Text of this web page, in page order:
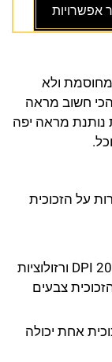
אפשרויות
מחוסמת ולא
חשוב מראה
נותנת מראה יפה
על הזכוכית
איכות ההדפסה יכולה להגיע עד 2000 DPI ורזולוציות
צבעים
אחת יכולה